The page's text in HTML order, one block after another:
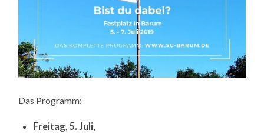
Das Programm:
Freitag, 5. Juli,